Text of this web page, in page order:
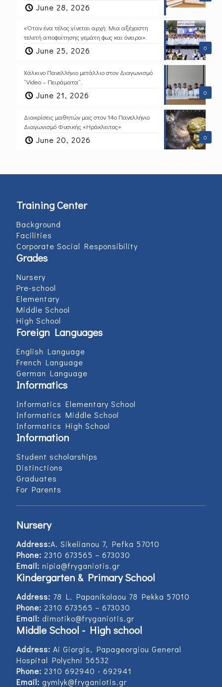
June 28, 2026
0
«Όταν ένα τέλος γίνεται αρχή: Μια αξέχαστη
τελετή αποφοίτησης γεμάτη φως και όνειρα».
June 25, 2026
0
Χάλκινο Πανελλήνιο μετάλλιο στον Διαγωνισμό
“Video – Πειράματα”.
June 21, 2026
0
Διακρίσεις μαθητών μας στον 14ο Πανελλήνιο
Διαγωνισμό Φυσικής «Ηράκλειτος»
June 20, 2026
Training Center
Background
Facilities
Corporate Social Responsibility
Grades
Nursery
Pre-school
Elementary
Middle School
High School
Foreign Languages
English Language
French Language
German Language
Informatics
Informatics Elementary School
Informatics Middle School
Informatics High School
Information
Student scholarships
Distinctions
Graduates
For Parents
Nursery
Address:Α. Sikelianou 7, Pefka 57010
Phone: 2310 673565 – 673030
Email: nipia@fryganiotis.gr
Kindergarten & Primary School
Address: 78 L. Papanikolaou 78 Pekka 57010
Phone: 2310 673565 – 673030
Email: dimotiko@fryganiotis.gr
Middle School - High school
Address: Ai Giorgis, Papageorgiou General
Hospital Polychni 56532
Phone: 2310 692940 - 692941
Email: gymlyk@fryganiotis.gr